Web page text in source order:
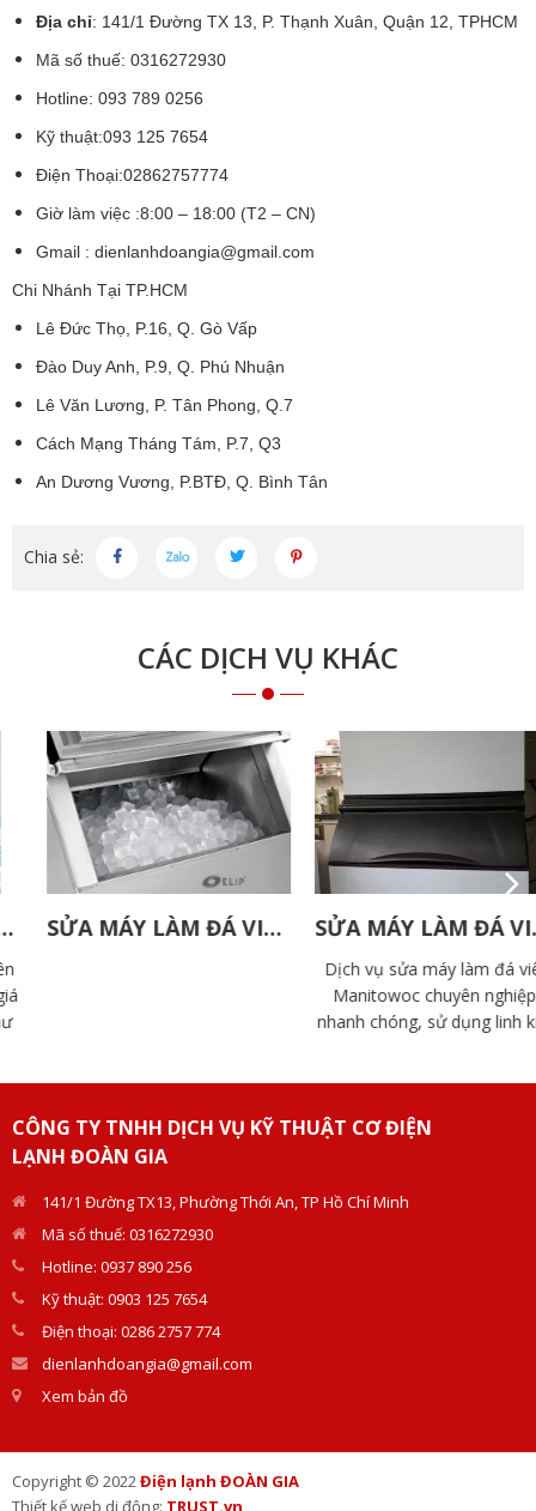
Địa chỉ: 141/1 Đường TX 13, P. Thạnh Xuân, Quận 12, TPHCM
Mã số thuế: 0316272930
Hotline: 093 789 0256
Kỹ thuật:093 125 7654
Điện Thoại:02862757774
Giờ làm việc :8:00 – 18:00 (T2 – CN)
Gmail : dienlanhdoangia@gmail.com
Chi Nhánh Tại TP.HCM
Lê Đức Thọ, P.16, Q. Gò Vấp
Đào Duy Anh, P.9, Q. Phú Nhuận
Lê Văn Lương, P. Tân Phong, Q.7
Cách Mạng Tháng Tám, P.7, Q3
An Dương Vương, P.BTĐ, Q. Bình Tân
Chia sẻ:
CÁC DỊCH VỤ KHÁC
SỬA MÁY LÀM ĐÁ VIÊN ELIP SỬA MÁY LÀM ĐÁ VIÊN MANITOWOC
Dịch vụ sửa máy làm đá viên
Manitowoc chuyên nghiệp,
nhanh chóng, sử dụng linh kiện
CÔNG TY TNHH DỊCH VỤ KỸ THUẬT CƠ ĐIỆN
LẠNH ĐOÀN GIA
141/1 Đường TX13, Phường Thới An, TP Hồ Chí Minh
Mã số thuế: 0316272930
Hotline: 0937 890 256
Kỹ thuật: 0903 125 7654
Điện thoại: 0286 2757 774
dienlanhdoangia@gmail.com
Xem bản đồ
Copyright © 2022Điện lạnh ĐOÀN GIA
Thiết kế web di động: TRUST.vn